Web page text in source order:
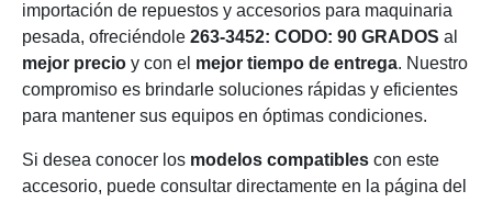
importación de repuestos y accesorios para maquinaria
pesada, ofreciéndole 263-3452: CODO: 90 GRADOS al
mejor precio y con el mejor tiempo de entrega. Nuestro
compromiso es brindarle soluciones rápidas y eficientes
para mantener sus equipos en óptimas condiciones.
Si desea conocer los modelos compatibles con este
accesorio, puede consultar directamente en la página del